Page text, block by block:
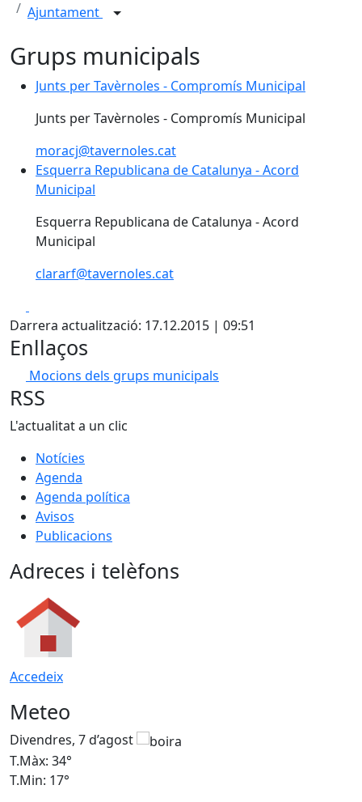
Ajuntament
Grups municipals
Junts per Tavèrnoles - Compromís Municipal
Junts per Tavèrnoles - Compromís Municipal
Junts per Tavèrnoles - Compromís Municipal
moracj@tavernoles.cat
Esquerra Republicana de Catalunya - Acord Municipal
Esquerra Republicana de Catalunya - Acord
Municipal
Esquerra Republicana de Catalunya - Acord
Municipal
clararf@tavernoles.cat
Darrera actualització: 17.12.2015 | 09:51
Enllaços
Mocions dels grups municipals
RSS
L'actualitat a un clic
Notícies
Agenda
Agenda política
Avisos
Publicacions
Adreces i telèfons
Accedeix
Meteo
Divendres, 7 d’agost
T.Màx: 34°
T.Min: 17°